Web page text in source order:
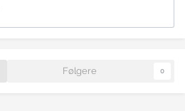
Følgere 0